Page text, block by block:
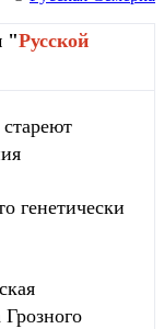
"Русской
генетически